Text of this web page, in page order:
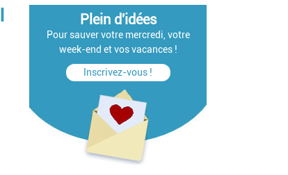
Plein d'idées
Pour sauver votre mercredi, votre
week-end et vos vacances !
Inscrivez-vous !